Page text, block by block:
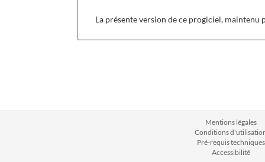
La présente version de ce progiciel, maintenu
Mentions légales
Conditions
Pré-requis techniques
Accessibilité